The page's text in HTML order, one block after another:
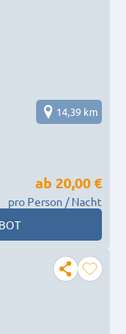
14,39 km
ab 20,00 €
pro Person / Nacht